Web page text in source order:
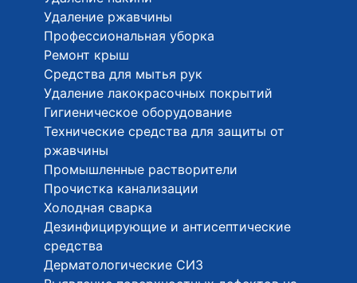
Удаление ржавчины
Профессиональная уборка
Ремонт крыш
Средства для мытья рук
Удаление лакокрасочных покрытий
Гигиеническое оборудование
Технические средства для защиты от
ржавчины
Промышленные растворители
Прочистка канализации
Холодная сварка
Дезинфицирующие и антисептические
средства
Дерматологические СИЗ